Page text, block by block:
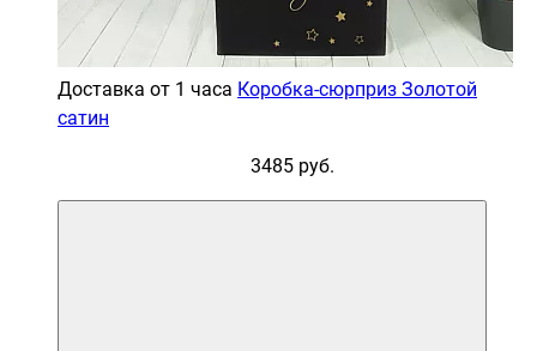
Доставка от 1 часа Коробка-сюрприз Золотой
сатин
3485 руб.